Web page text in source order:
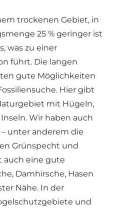
trockenen Gebiet, in
25 % geringer ist
was zu einer
führt. Die langen
gute Möglichkeiten
Hier gibt
mit Hügeln,
Wir haben auch
unter anderem die
Grünspecht und
auch eine gute
Damhirsche, Hasen
Nähe. In der
und